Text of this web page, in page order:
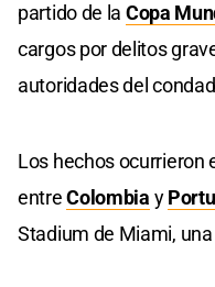
partido de la Copa
cargos por delitos
autoridades del
Los hechos ocurrieron
entreColombia y
Stadium de Miami,